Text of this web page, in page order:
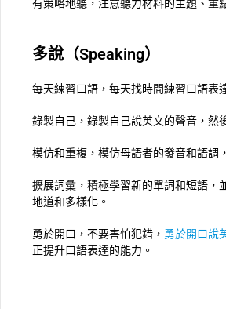
有策略地聽，注意聽力材料的主題、重
多說（Speaking）
每天練習口語，每天找時間練習口語表
錄製自己，錄製自己說英文的聲音，然
模仿和重複，模仿母語者的發音和語調
擴展詞彙，積極學習新的單詞和短語，
地道和多樣化。
勇於開口，不要害怕犯錯， 勇於開口說
正提升口語表達的能力。